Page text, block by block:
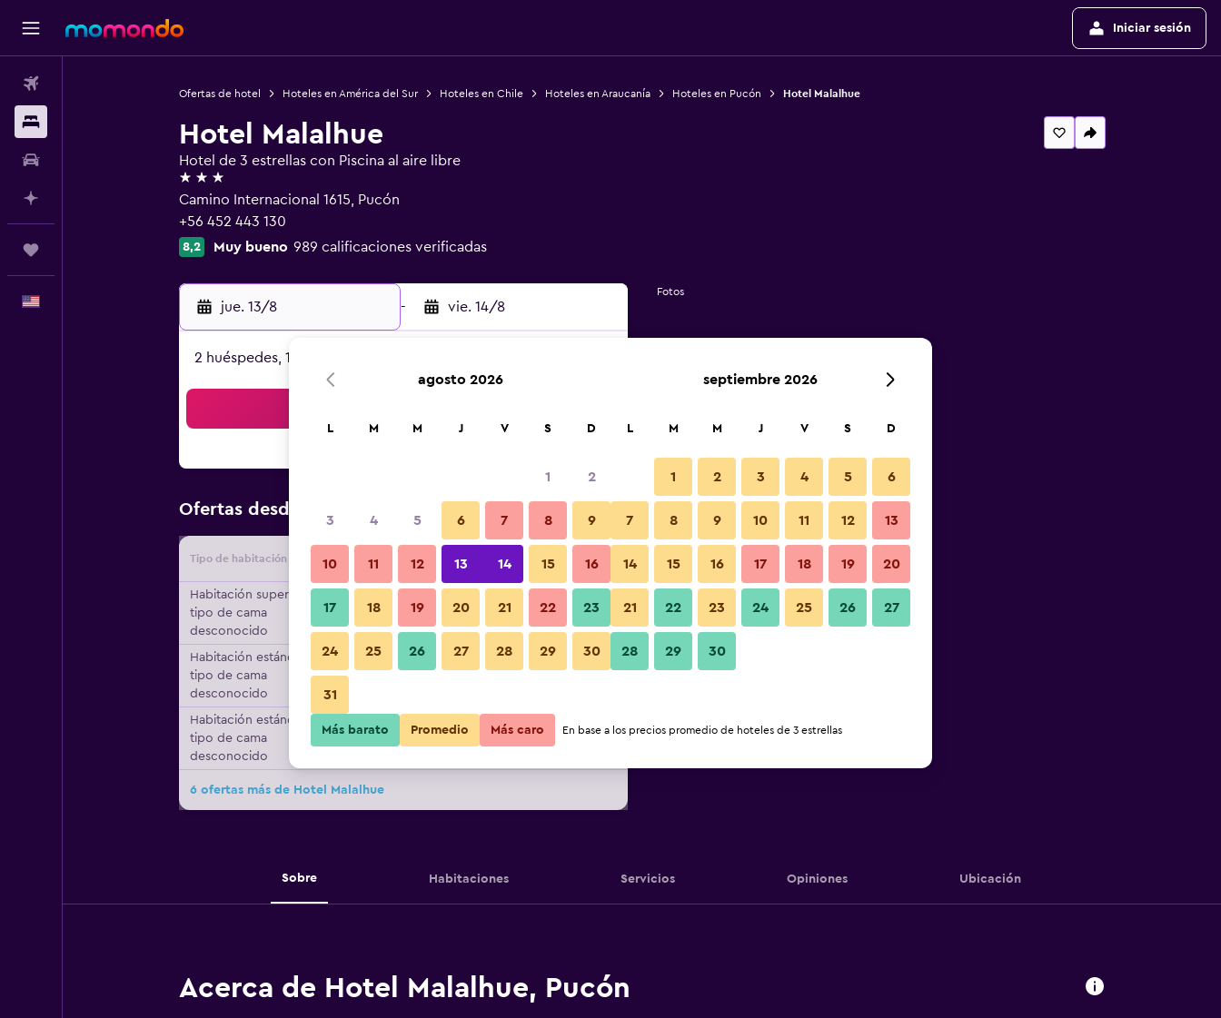
Iniciar sesión
Ofertas de hotel Hoteles en América del Sur Hoteles en Chile Hoteles en Araucanía Hoteles en Pucón Hotel Malalhue
Hotel Malalhue
Hotel de 3 estrellas con Piscina al aire libre
3 estrellas
Camino Internacional 1615, Pucón
+56 452 443 130
8,2 Muy bueno 989 calificaciones verificadas
jue. 13/8 - vie. 14/8
2 huéspedes, 1 habitación
Ofertas desde Oferta más barata de precio por noche
Tipo de habitación Proveedor Total noche
Habitación superior,
tipo de cama
desconocido
$118 Ver oferta
Habitación estándar,
tipo de cama
desconocido
Habitación estándar,
tipo de cama
desconocido
$120
6 ofertas más de Hotel Malalhue
Fotos
Sobre Habitaciones Servicios Opiniones Ubicación
Acerca de Hotel Malalhue, Pucón
agosto 2026
L M M J V S D
1 2
3 4 5 6 7 8 9
10 11 12 13 14 15 16
17 18 19 20 21 22 23
24 25 26 27 28 29 30
31
septiembre 2026
L M M J V S D
1 2 3 4 5 6
7 8 9 10 11 12 13
14 15 16 17 18 19 20
21 22 23 24 25 26 27
28 29 30
Más barato Promedio Más caro En base a los precios promedio de hoteles de 3 estrellas